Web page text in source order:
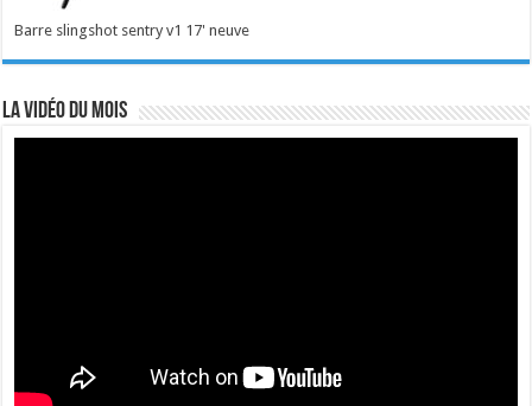
Barre slingshot sentry v1 17' neuve
La vidéo du mois